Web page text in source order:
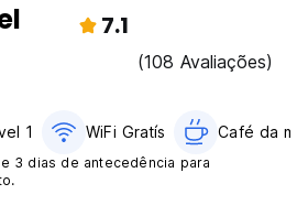
7.1
(108 Avaliações)
1 WiFi Gratís Café da
3 dias de antecedência para